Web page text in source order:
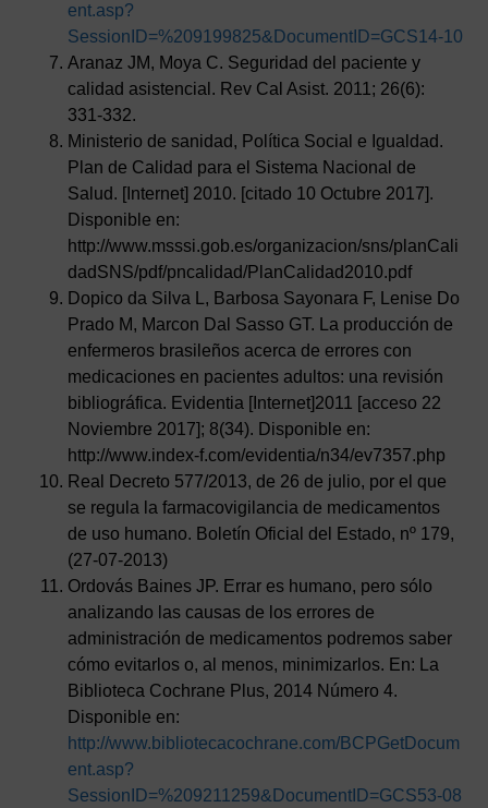
ent.asp?
SessionID=%209199825&DocumentID=GCS14-10
Aranaz JM, Moya C. Seguridad del paciente y
calidad asistencial. Rev Cal Asist. 2011; 26(6):
331-332.
Ministerio de sanidad, Política Social e Igualdad.
Plan de Calidad para el Sistema Nacional de
Salud. [Internet] 2010. [citado 10 Octubre 2017].
Disponible en:
http://www.msssi.gob.es/organizacion/sns/planCali
dadSNS/pdf/pncalidad/PlanCalidad2010.pdf
Dopico da Silva L, Barbosa Sayonara F, Lenise Do
Prado M, Marcon Dal Sasso GT. La producción de
enfermeros brasileños acerca de errores con
medicaciones en pacientes adultos: una revisión
bibliográfica. Evidentia [Internet]2011 [acceso 22
Noviembre 2017]; 8(34). Disponible en:
http://www.index-f.com/evidentia/n34/ev7357.php
Real Decreto 577/2013, de 26 de julio, por el que
se regula la farmacovigilancia de medicamentos
de uso humano. Boletín Oficial del Estado, nº 179,
(27-07-2013)
Ordovás Baines JP. Errar es humano, pero sólo
analizando las causas de los errores de
administración de medicamentos podremos saber
cómo evitarlos o, al menos, minimizarlos. En: La
Biblioteca Cochrane Plus, 2014 Número 4.
Disponible en:
http://www.bibliotecacochrane.com/BCPGetDocum
ent.asp?
SessionID=%209211259&DocumentID=GCS53-08